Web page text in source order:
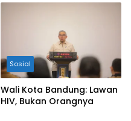
Bantuan ke Panti Asuhan
Sosial
Wali Kota Bandung: Lawan
HIV, Bukan Orangnya